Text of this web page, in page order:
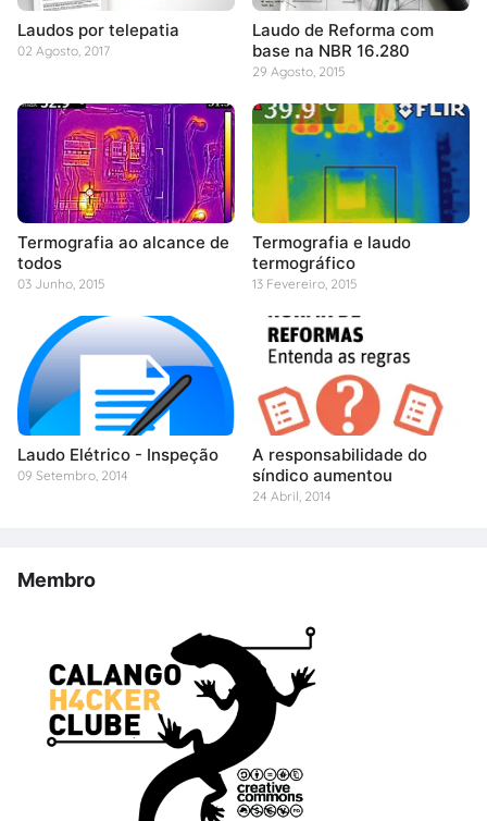
Laudos por telepatia
02 Agosto, 2017
Laudo de Reforma com
base na NBR 16.280
29 Agosto, 2015
Termografia ao alcance de
todos
03 Junho, 2015
Termografia e laudo
termográfico
13 Fevereiro, 2015
Laudo Elétrico - Inspeção
09 Setembro, 2014
A responsabilidade do
síndico aumentou
24 Abril, 2014
Membro